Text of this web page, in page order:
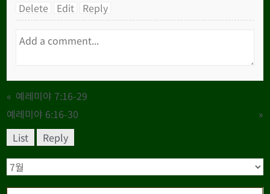
Delete
Edit Reply
« 예레미야 7:16-29
예레미야 6:16-30
»
List
Reply